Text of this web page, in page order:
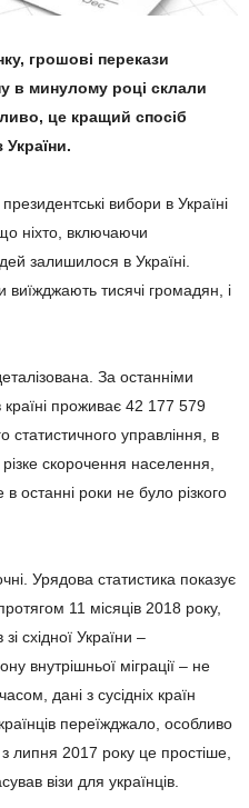
грошові перекази
в минулому році склали
це кращий спосіб
України.
вибори в Україні
ніхто, включаючи
залишилося в Україні.
виїжджають тисячі громадян, і
За останніми
проживає 42 177 579
статистичного управління, в
скорочення населення,
останні роки не було різкого
Урядова статистика показує
11 місяців 2018 року,
зі східної України –
внутрішньої міграції – не
дані з сусідніх країн
переїжджало, особливо
липня 2017 року це простіше,
візи для українців.